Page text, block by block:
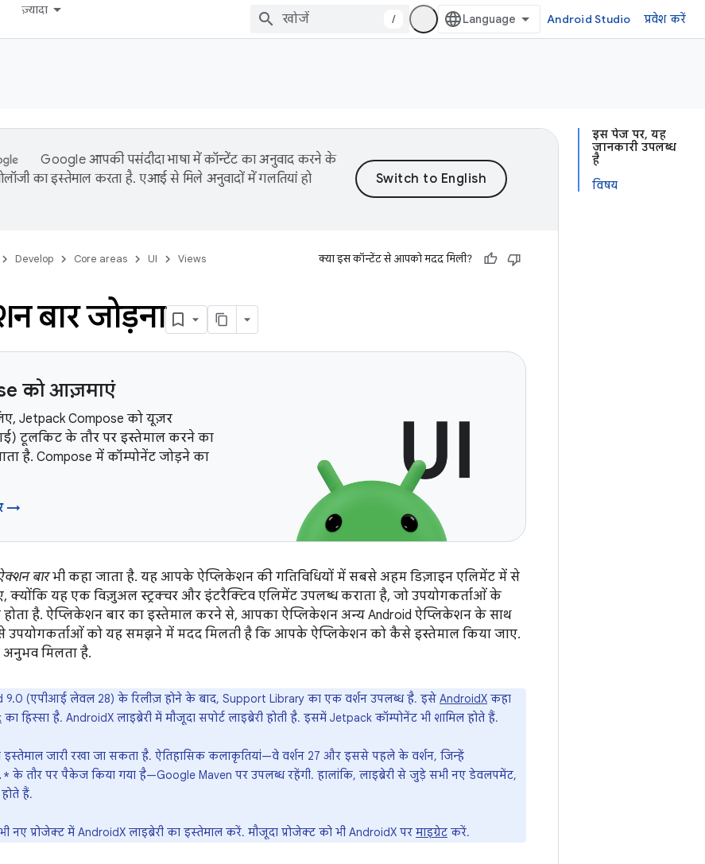
ज़्यादा
/ Android Studio प्रवेश करें
इस पेज पर, यह
जानकारी उपलब्ध
है
विषय
Google आपकी पसंदीदा भाषा में कॉन्टेंट का अनुवाद करने के
का इस्तेमाल करता है. एआई से मिले अनुवादों में गलतियां हो
Develop Core areas UI Views क्या इस कॉन्टेंट से आपको मदद मिली?
बार जोड़ना
को आज़माएं
Jetpack Compose को यूज़र
टूलकिट के तौर पर इस्तेमाल करने का
है. Compose में कॉम्पोनेंट जोड़ने का
→
बारभी कहा जाता है. यह आपके ऐप्लिकेशन की गतिविधियों में सबसे अहम डिज़ाइन एलिमेंट में से
क्योंकि यह एक विज़ुअल स्ट्रक्चर और इंटरैक्टिव एलिमेंट उपलब्ध कराता है, जो उपयोगकर्ताओं के
होता है. ऐप्लिकेशन बार का इस्तेमाल करने से, आपका ऐप्लिकेशन अन्य Android ऐप्लिकेशन के साथ
उपयोगकर्ताओं को यह समझने में मदद मिलती है कि आपके ऐप्लिकेशन को कैसे इस्तेमाल किया जाए.
अनुभव मिलता है.
9.0 (एपीआई लेवल 28) के रिलीज़ होने के बाद, Support Library का एक वर्शन उपलब्ध है. इसे AndroidX कहा
का हिस्सा है. AndroidX लाइब्रेरी में मौजूदा सपोर्ट लाइब्रेरी होती है. इसमें Jetpack कॉम्पोनेंट भी शामिल होते हैं.
जारी रखा जा सकता है. ऐतिहासिक कलाकृतियां—वे वर्शन 27 और इससे पहले के वर्शन, जिन्हें
के तौर पर पैकेज किया गया है—Google Maven पर उपलब्ध रहेंगी. हालांकि, लाइब्रेरी से जुड़े सभी नए डेवलपमेंट,
हैं.
नए प्रोजेक्ट में AndroidX लाइब्रेरी का इस्तेमाल करें. मौजूदा प्रोजेक्ट को भी AndroidX पर माइग्रेट करें.